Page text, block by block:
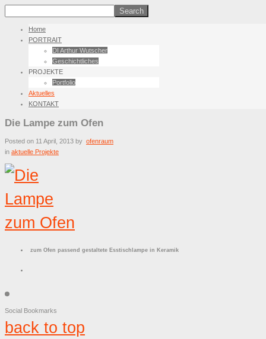
Home
PORTRAIT
DI Arthur Wutscher
Geschichtliches
PROJEKTE
Portfolio
Aktuelles
KONTAKT
Die Lampe zum Ofen
Posted on 11 April, 2013 by ofenraum
in aktuelle Projekte
zum Ofen passend gestaltete Esstischlampe in Keramik
Social Bookmarks
back to top